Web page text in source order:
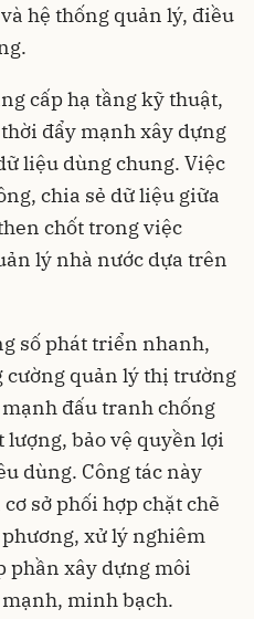
hệ thống quản lý, điều
cấp hạ tầng kỹ thuật,
đẩy mạnh xây dựng
liệu dùng chung. Việc
chia sẻ dữ liệu giữa
chốt trong việc
lý nhà nước dựa trên
số phát triển nhanh,
cường quản lý thị trường
đấu tranh chống
bảo vệ quyền lợi
dùng. Công tác này
sở phối hợp chặt chẽ
xử lý nghiêm
phần xây dựng môi
minh bạch.